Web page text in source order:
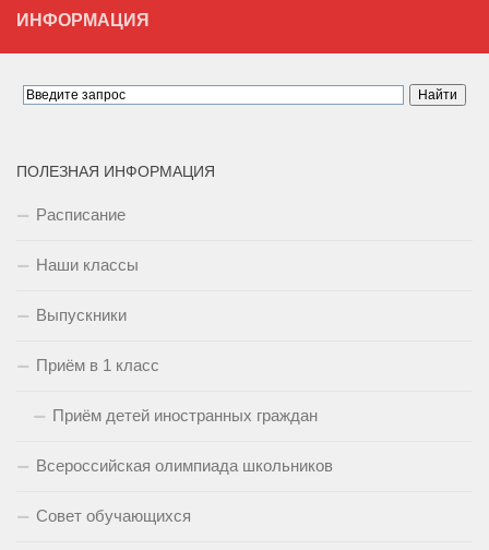
ИНФОРМАЦИЯ
ПОЛЕЗНАЯ ИНФОРМАЦИЯ
Расписание
Наши классы
Выпускники
Приём в 1 класс
Приём детей иностранных граждан
Всероссийская олимпиада школьников
Совет обучающихся